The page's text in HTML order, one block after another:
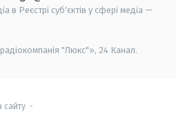
в Реєстрі суб'єктів у сфері медіа —
"Люкс"», 24 Канал.
сайту-